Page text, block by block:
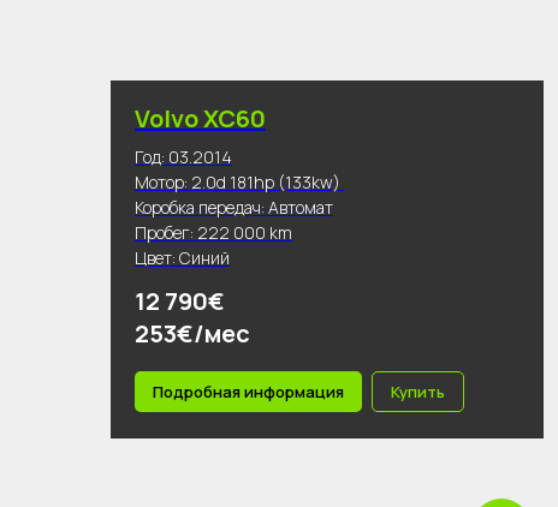
Volvo XC60
Год: 03.2014
Мотор: 2.0d 181hp (133kw)
Коробка передач: Автомат
Пробег: 222 000 km
Цвет: Синий
12 790€
253€/мес
Подробная информация Купить